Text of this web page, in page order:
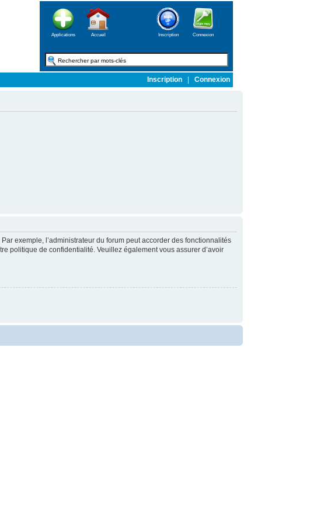
Applications Accueil Inscription Connexion
Inscription Connexion
exemple, l’administrateur du forum peut accorder des fonctionnalités
politique de confidentialité. Veuillez également vous assurer d’avoir